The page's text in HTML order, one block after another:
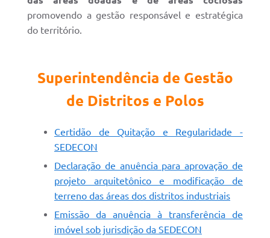
promovendo a gestão responsável e estratégica
do território.
Superintendência de Gestão
de Distritos e Polos
Certidão de Quitação e Regularidade -
SEDECON
Declaração de anuência para aprovação de
projeto arquitetônico e modificação de
terreno das áreas dos distritos industriais
Emissão da anuência à transferência de
imóvel sob jurisdição da SEDECON